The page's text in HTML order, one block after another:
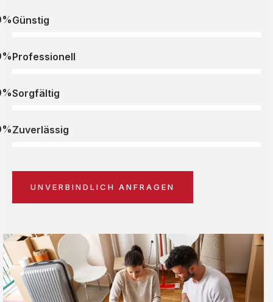
Günstig
Professionell
Sorgfältig
Zuverlässig
UNVERBINDLICH ANFRAGEN